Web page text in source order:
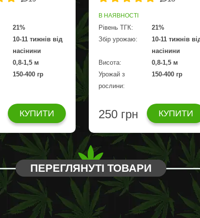
21%
10-11 тижнів від
насінини
0,8-1,5 м
150-400 гр
КУПИТИ
В НАЯВНОСТІ
Рівень ТГК:
21%
Збір урожаю:
10-11 тижнів
насінини
Висота:
0,8-1,5 м
Урожай з
рослини:
150-400 гр
250 грн КУПИТИ
ПЕРЕГЛЯНУТІ ТОВАРИ